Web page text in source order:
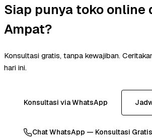
Siap punya toko online
Ampat?
Konsultasi gratis, tanpa kewajiban.
hari ini.
Konsultasi via WhatsApp
Chat WhatsApp — Konsultasi Gratis